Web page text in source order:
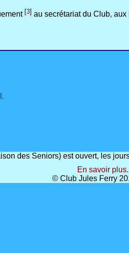
[3] au secrétariat du Club,
des Seniors) est ouvert, les
En savoir
© Club Jules Ferry